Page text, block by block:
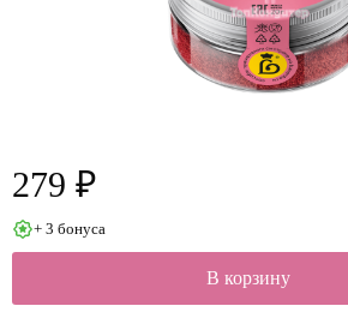
279 ₽
+ 3 бонуса
В корзину